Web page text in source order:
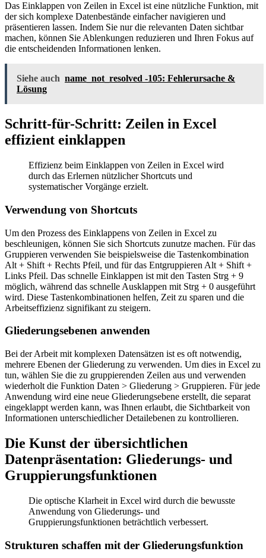
Das Einklappen von Zeilen in Excel ist eine nützliche Funktion, mit
der sich komplexe Datenbestände einfacher navigieren und
präsentieren lassen. Indem Sie nur die relevanten Daten sichtbar
machen, können Sie Ablenkungen reduzieren und Ihren Fokus auf
die entscheidenden Informationen lenken.
Siehe auch name_not_resolved -105: Fehlerursache &
Lösung
Schritt-für-Schritt: Zeilen in Excel
effizient einklappen
Effizienz beim Einklappen von Zeilen in Excel wird
durch das Erlernen nützlicher Shortcuts und
systematischer Vorgänge erzielt.
Verwendung von Shortcuts
Um den Prozess des Einklappens von Zeilen in Excel zu
beschleunigen, können Sie sich Shortcuts zunutze machen. Für das
Gruppieren verwenden Sie beispielsweise die Tastenkombination
Alt + Shift + Rechts Pfeil, und für das Entgruppieren Alt + Shift +
Links Pfeil. Das schnelle Einklappen ist mit den Tasten Strg + 9
möglich, während das schnelle Ausklappen mit Strg + 0 ausgeführt
wird. Diese Tastenkombinationen helfen, Zeit zu sparen und die
Arbeitseffizienz signifikant zu steigern.
Gliederungsebenen anwenden
Bei der Arbeit mit komplexen Datensätzen ist es oft notwendig,
mehrere Ebenen der Gliederung zu verwenden. Um dies in Excel zu
tun, wählen Sie die zu gruppierenden Zeilen aus und verwenden
wiederholt die Funktion Daten > Gliederung > Gruppieren. Für jede
Anwendung wird eine neue Gliederungsebene erstellt, die separat
eingeklappt werden kann, was Ihnen erlaubt, die Sichtbarkeit von
Informationen unterschiedlicher Detailebenen zu kontrollieren.
Die Kunst der übersichtlichen
Datenpräsentation: Gliederungs- und
Gruppierungsfunktionen
Die optische Klarheit in Excel wird durch die bewusste
Anwendung von Gliederungs- und
Gruppierungsfunktionen beträchtlich verbessert.
Strukturen schaffen mit der Gliederungsfunktion